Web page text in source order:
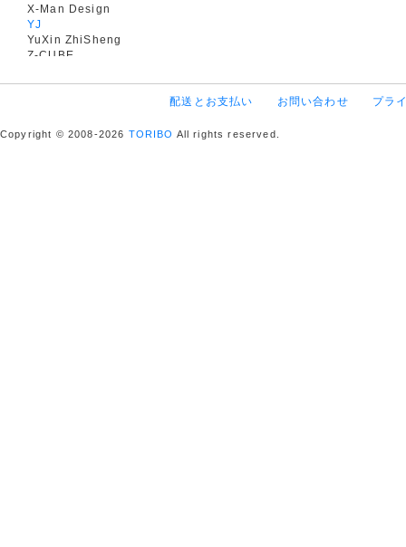
X-Man Design
YJ
YuXin ZhiSheng
Z-CUBE
配送とお支払い お問い合わせ プラ
Copyright © 2008-2026 TORIBO All rights reserved.